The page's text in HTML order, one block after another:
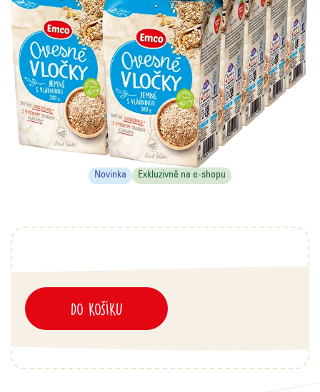
DO KOŠÍKU
Novinka Exkluzivně na e-shopu